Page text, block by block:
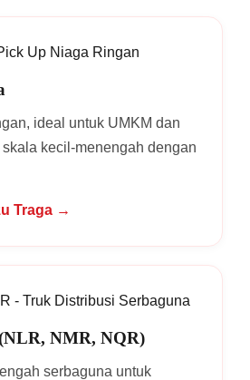
ideal untuk UMKM dan
kecil-menengah dengan
Traga →
NMR, NQR)
serbaguna untuk